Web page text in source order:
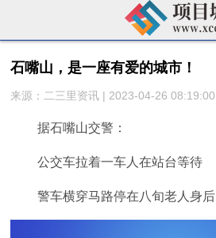
石嘴山，是一座有爱的城市！
来源：二三里资讯 | 2023-04-26 08:19:00
据石嘴山交警：
公交车拉着一车人在站台等待
警车横穿马路停在八旬老人身后